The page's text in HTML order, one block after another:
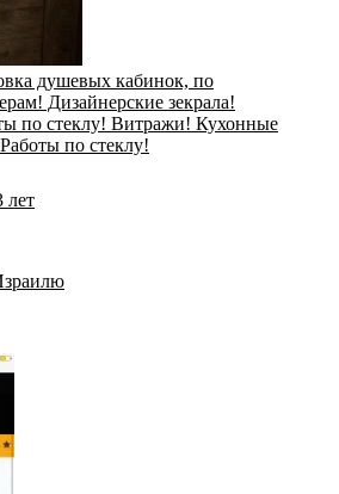
душевых кабинок, по
Дизайнерские зекрала!
по стеклу! Витражи! Кухонные
по стеклу!
лет